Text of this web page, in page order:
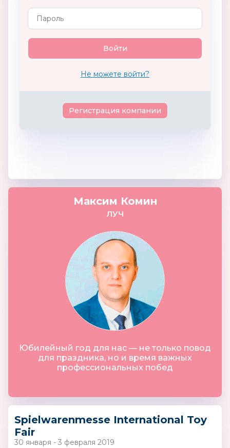
Не можете войти?
Регистрация компании
Максим Комин
ЛУЧ
Юбилейный год для нас — не только повод
для праздника, но и время важных
профессиональных побед
Spielwarenmesse International Toy
Fair
30 января - 3 февраля 2019